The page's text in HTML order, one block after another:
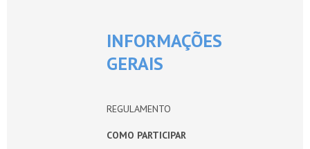
INFORMAÇÕES
GERAIS
REGULAMENTO
COMO PARTICIPAR